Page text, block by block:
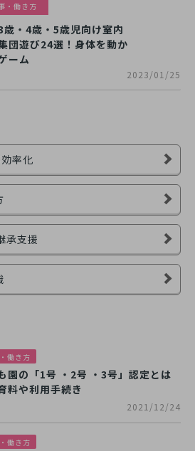
・働き方
歳・4歳・5歳児向け室内
団遊び24選！身体を動か
ーム
2023/01/25
率化
承支援
働き方
園の「1号 ・2号 ・3号」認定とは
料や利用手続き
2021/12/24
働き方